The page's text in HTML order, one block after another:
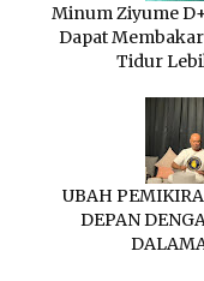
Minum Ziyume
Dapat
Tidur
UBAH
DEPAN